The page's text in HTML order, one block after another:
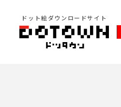
ドット絵ダウンロードサイト